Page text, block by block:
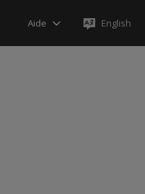
Aide English